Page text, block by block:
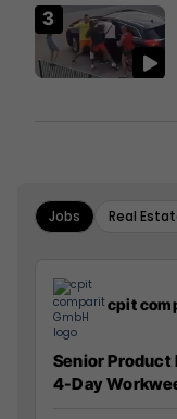
Jobs Real
cpit
Senior Product
4-Day